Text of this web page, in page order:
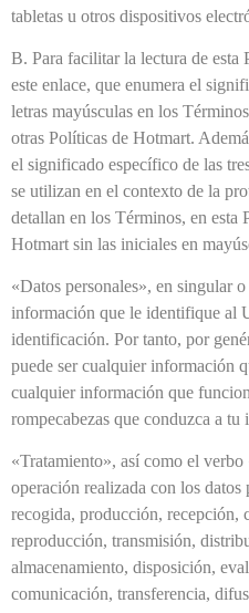
tabletas u otros dispositivos
B. Para facilitar la lectura de esta
este enlace, que enumera el
letras mayúsculas en los
otras Políticas de Hotmart.
el significado específico de las
se utilizan en el contexto de la
detallan en los Términos, en esta
Hotmart sin las iniciales en
«Datos personales», en singular
información que le identifique al
identificación. Por tanto, por
puede ser cualquier información
cualquier información que
rompecabezas que conduzca a tu
«Tratamiento», así como el
operación realizada con los datos
recogida, producción, recepción,
reproducción, transmisión,
almacenamiento, disposición,
comunicación, transferencia,